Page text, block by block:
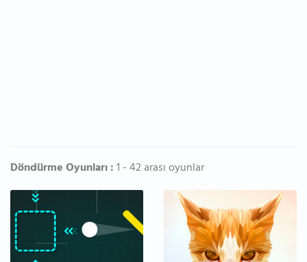
Döndürme Oyunları :1 - 42 arası oyunlar